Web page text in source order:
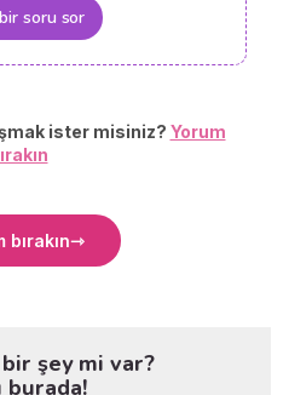
soru sor
ister misiniz? Yorum
bırakın
şey mi var?
burada!